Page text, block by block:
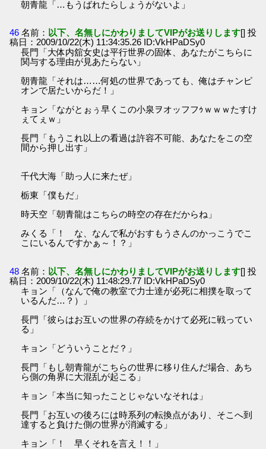
朝青龍「…もうばれたらしょうがないよ」
46 名前： 以下、名無しにかわりましてVIPがお送りします[] 投
稿日：2009/10/22(木) 11:34:35.26 ID:VkHPaDSy0
長門「大体内舘女史は平行世界の固体、あなたがこちらに
関与する理由が見あたらない」
朝青龍「それは……何処の世界であっても、俺はチャンピ
オンで居たいからだ！」
キョン「ながとぉぅ早くこの小泉ヲオッフフｩｗｗｗたすけ
ぇてぇｗ」
長門「もうこれ以上の看過は許容不可能、あなたをこの空
間から押し出す」
千代大海「助っ人に来たぜ」
栃東「僕もだ」
時天空「朝青龍はこちらの時空の存在だからね」
みくる「！ な、なんで私がおすもうさんのかっこうでこ
こにいるんですかぁ～！？」
48 名前： 以下、名無しにかわりましてVIPがお送りします[] 投
稿日：2009/10/22(木) 11:48:29.77 ID:VkHPaDSy0
キョン「（なんで俺の教室で力士達が必死に相撲を取って
いるんだ…？）」
長門「彼らはお互いの世界の存続をかけて必死に戦ってい
る」
キョン「どういうことだ？」
長門「もし朝青龍がこちらの世界に移り住んだ場合、あち
ら側の角界に大混乱が起こる」
キョン「本当に知ったことじゃないなそれは」
長門「お互いの後ろには時系列の転換点があり、そこへ到
達すると負けた側の世界が消滅する」
キョン「！ 早くそれを言え！！」